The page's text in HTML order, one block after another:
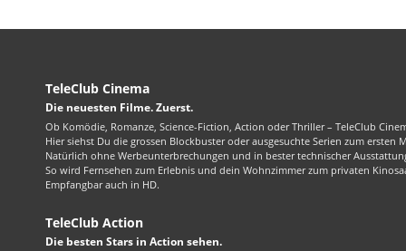
TeleClub Cinema
Die neuesten Filme. Zuerst.
Ob Komödie, Romanze, Science-Fiction, Action oder Thriller – TeleClub
Hier siehst Du die grossen Blockbuster oder ausgesuchte Serien zum ersten
Natürlich ohne Werbeunterbrechungen und in bester technischer
So wird Fernsehen zum Erlebnis und dein Wohnzimmer zum privaten
Empfangbar auch in HD.
TeleClub Action
Die besten Stars in Action sehen.